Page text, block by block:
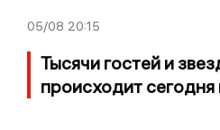
05/08 20:15
Тысячи гостей и
происходит